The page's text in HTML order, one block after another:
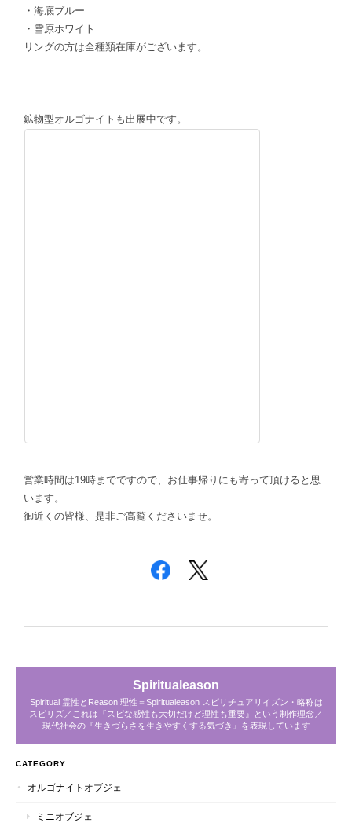
・海底ブルー
・雪原ホワイト
リングの方は全種類在庫がございます。
鉱物型オルゴナイトも出展中です。
営業時間は19時までですので、お仕事帰りにも寄って頂けると思
います。
御近くの皆様、是非ご高覧くださいませ。
Spiritualeason
Spiritual 霊性とReason 理性＝Spiritualeason スピリチュアリイズン・略称は
スピリズ／これは『スピな感性も大切だけど理性も重要』という制作理念／
現代社会の『生きづらさを生きやすくする気づき』を表現しています
CATEGORY
オルゴナイトオブジェ
ミニオブジェ